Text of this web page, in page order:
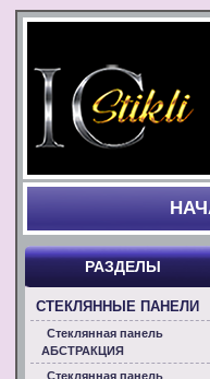
РАЗДЕЛЫ
СТЕКЛЯННЫЕ ПАНЕЛИ
Стеклянная панель
АБСТРАКЦИЯ
Стеклянная панель